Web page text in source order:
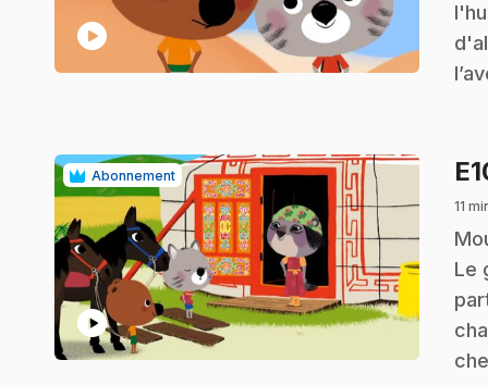
play_circle
Abonnement
play_circle
11
.
Le